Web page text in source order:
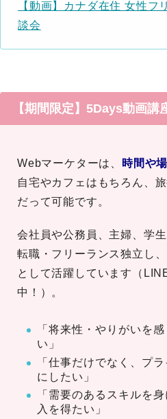
【動画】カナダ在住 女性フ
談会
【期間限定】5Days動画
Webマーケターは、 時間や
自宅やカフェはもちろん、
だって可能です。
会社員や公務員、主婦、学
転職・フリーランス独立し
として活躍しています（
中！）。
「将来性・やりがいを
い」
「仕事だけでなく、プ
にしたい」
「需要のあるスキルを
入を得たい」